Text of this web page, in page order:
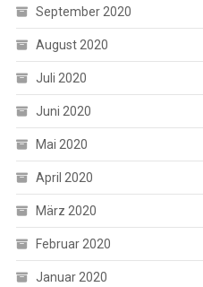
September 2020
August 2020
Juli 2020
Juni 2020
Mai 2020
April 2020
März 2020
Februar 2020
Januar 2020